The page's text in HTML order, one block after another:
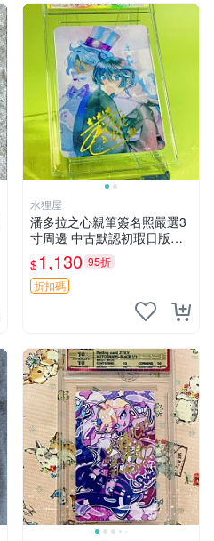
水狸屋
潘多拉之心親筆簽名照嚴選3
寸周邊 中古默認初瑕日版含
原裝卡磚 潘多拉之心 網購 周
邊 署名照
$1,130 95折
折扣碼